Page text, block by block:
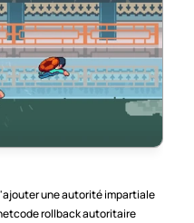
une autorité impartiale
rollback autoritaire